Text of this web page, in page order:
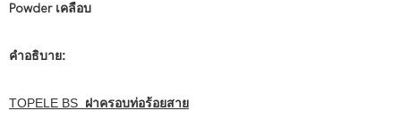
Powder เคลือบ
คำอธิบาย:
TOPELE BS ฝาครอบท่อร้อยสาย